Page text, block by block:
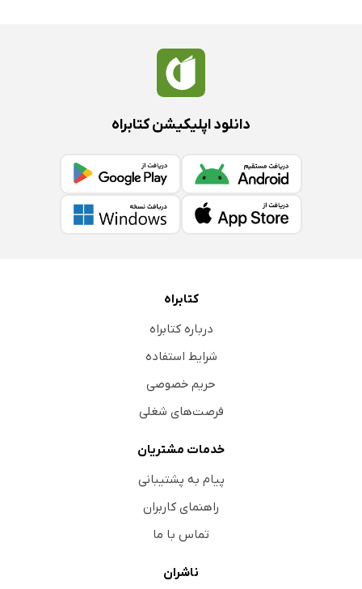
دانلود اپلیکیشن کتابراه
کتابراه
درباره کتابراه
شرایط استفاده
حریم خصوصی
فرصت‌های شغلی
خدمات مشتریان
پیام به پشتیبانی
راهنمای کاربران
تماس با ما
ناشران